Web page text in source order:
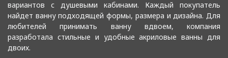
вариантов с душевыми кабинами. Каждый покупатель
найдет ванну подходящей формы, размера и дизайна. Для
любителей принимать ванну вдвоем, компания
разработала стильные и удобные акриловые ванны для
двоих.